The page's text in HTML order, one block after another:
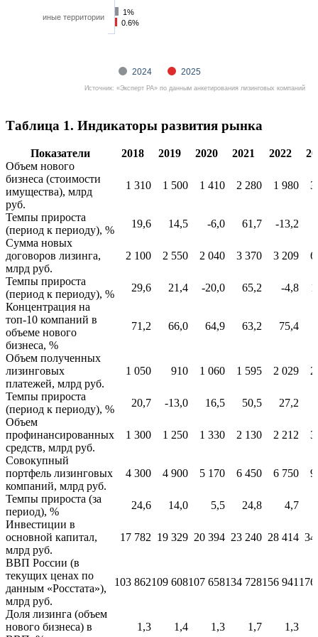
1%
1%
0.6%
0.6%
2024 2025
иные территории
Источник: «Эксперт РА» по данным анкетирования лизинговых компаний
Таблица 1. Индикаторы развития рынка
Показатели 2018 2019 2020 2021 2022
Объем нового
бизнеса (стоимости
имущества), млрд
руб.
1 310 1 500 1 410 2 280 1 980 3
Темпы прироста
(период к периоду), %
19,6 14,5 -6,0 61,7 -13,2
Сумма новых
договоров лизинга,
млрд руб.
2 100 2 550 2 040 3 370 3 209 6
Темпы прироста
(период к периоду), %
29,6 21,4 -20,0 65,2 -4,8
Концентрация на
топ-10 компаний в
объеме нового
бизнеса, %
71,2 66,0 64,9 63,2 75,4
Объем полученных
лизинговых
платежей, млрд руб.
1 050 910 1 060 1 595 2 029
Темпы прироста
(период к периоду), %
20,7 -13,0 16,5 50,5 27,2
Объем
профинансированных
средств, млрд руб.
1 300 1 250 1 330 2 130 2 212 3
Совокупный
портфель лизинговых
компаний, млрд руб.
4 300 4 900 5 170 6 450 6 750 9
Темпы прироста (за
период), %
24,6 14,0 5,5 24,8 4,7
Инвестиции в
основной капитал,
млрд руб.
17 782 19 329 20 394 23 240 28 414 34
ВВП России (в
текущих ценах по
данным «Росстата»),
млрд руб.
103 862109 608107 658134 728156 941
Доля лизинга (объем
нового бизнеса) в
1,3 1,4 1,3 1,7 1,3